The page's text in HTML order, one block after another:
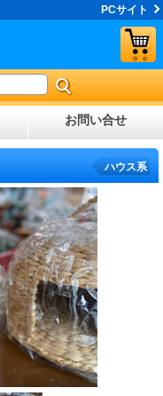
PCサイト
お問い合せ
ハウス系